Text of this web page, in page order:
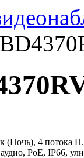
4 потока
PoE, IP66,